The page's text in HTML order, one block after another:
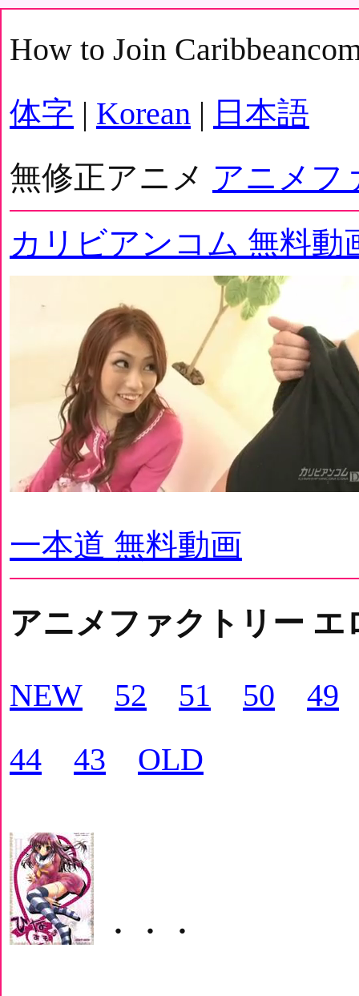
How to Join
体字 | Korean | 日本語
無修正アニメ アニメフ
カリビアンコム 無料動
一本道 無料動画
アニメファクトリー
NEW
52 51 50
49
44
43 OLD
・・・